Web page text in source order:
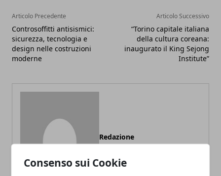
Consenso sui Cookie
Articolo Precedente
Controsoffitti antisismici:
sicurezza, tecnologia e
design nelle costruzioni
moderne
Articolo Successivo
“Torino capitale italiana
della cultura coreana:
inaugurato il King Sejong
Institute”
Redazione